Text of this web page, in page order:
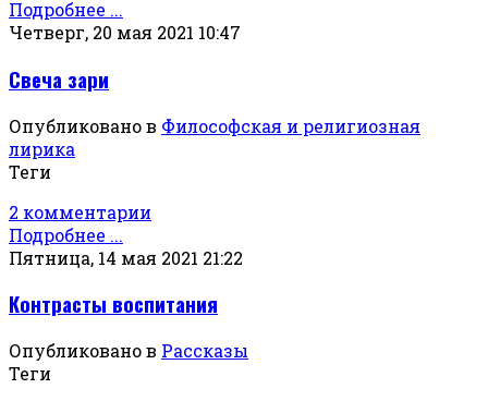
Подробнее ...
Четверг, 20 мая 2021 10:47
Свеча зари
Опубликовано в Философская и религиозная
лирика
Теги
2 комментарии
Подробнее ...
Пятница, 14 мая 2021 21:22
Контрасты воспитания
Опубликовано в Рассказы
Теги